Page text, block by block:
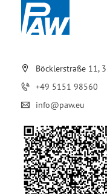
Böcklerstraße 11,
+49 5151 98560
info@paw.eu